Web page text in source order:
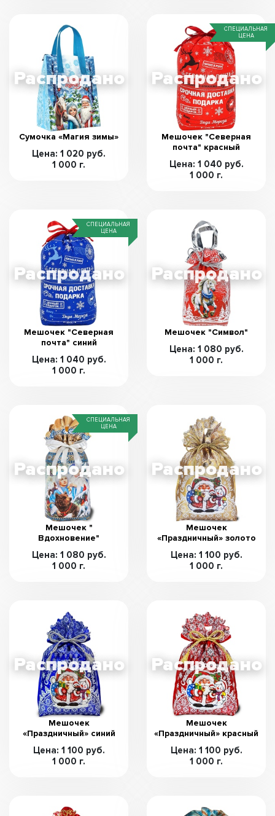
Сумочка «Магия зимы»
Цена: 1 020 руб.
1 000 г.
СПЕЦИАЛЬНАЯ
ЦЕНА
Мешочек "Северная
почта" красный
Цена: 1 040 руб.
1 000 г.
СПЕЦИАЛЬНАЯ
ЦЕНА
Мешочек "Северная
почта" синий
Цена: 1 040 руб.
1 000 г.
Мешочек "Символ"
Цена: 1 080 руб.
1 000 г.
СПЕЦИАЛЬНАЯ
ЦЕНА
Мешочек "
Вдохновение"
Цена: 1 080 руб.
1 000 г.
Мешочек
«Праздничный» золото
Цена: 1 100 руб.
1 000 г.
Мешочек
«Праздничный» синий
Цена: 1 100 руб.
1 000 г.
Мешочек
«Праздничный» красный
Цена: 1 100 руб.
1 000 г.